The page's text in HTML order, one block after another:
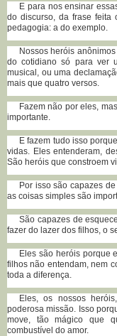
E para nos ensinar
do discurso, da frase feita
pedagogia: a do exemplo.
Nossos heróis
do cotidiano só para ver
musical, ou uma
mais que quatro versos.
Fazem não por eles,
importante.
E fazem tudo isso
vidas. Eles entenderam,
São heróis que constroem
Por isso são capazes
as coisas simples são
São capazes de
fazer do lazer dos filhos, o
Eles são heróis porque
filhos não entendam, nem
toda a diferença.
Eles, os nossos
poderosa missão. Isso
move, tão mágico que
combustível do amor.